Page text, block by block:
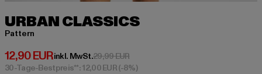
URBAN CLASSICS
Pattern
12,90 EUR
Derzeitiger Preis: 12,90 EUR
inkl. MwSt.29,99 EURAktionspreis: 29,99 EUR
30-Tage-Bestpreis**: 12,00 EUR(-8%)